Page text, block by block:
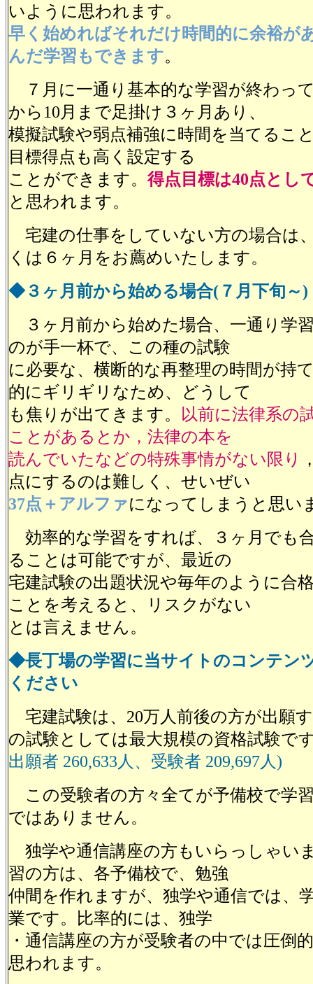
いように思われます。
早く始めればそれだけ時間的に余裕が
んだ学習もできます。
７月に一通り基本的な学習が終わっ
から10月まで足掛け３ヶ月あり、
模擬試験や弱点補強に時間を当てるこ
目標得点も高く設定する
ことができます。 得点目標は40点とし
と思われます。
宅建の仕事をしていない方の場合は
くは６ヶ月をお薦めいたします。
◆３ヶ月前から始める場合(７月下旬～)
３ヶ月前から始めた場合、一通り学
のが手一杯で、この種の試験
に必要な、横断的な再整理の時間が持
的にギリギリなため、どうして
も焦りが出てきます。
以前に法律系の
ことがあるとか，法律の本を
読んでいたなどの特殊事情がない限り
点にするのは難しく、せいぜい
37点＋アルファになってしまうと思い
効率的な学習をすれば、３ヶ月でも
ることは可能ですが、最近の
宅建試験の出題状況や毎年のように合
ことを考えると、リスクがない
とは言えません。
◆長丁場の学習に当サイトのコンテン
ください
宅建試験は、20万人前後の方が出願
の試験としては最大規模の資格試験で
出願者 260,633人、受験者 209,697人)
この受験者の方々全てが予備校で学
ではありません。
独学や通信講座の方もいらっしゃい
習の方は、各予備校で、勉強
仲間を作れますが、独学や通信では、
業です。比率的には、独学
・通信講座の方が受験者の中では圧倒
思われます。